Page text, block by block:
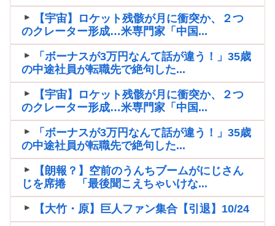
【宇宙】ロケット残骸が月に衝突か、２つ
のクレーター形成…米専門家「中国...
「ボーナスが3万円なんて話が違う！」35歳
の中途社員が転職先で絶句した...
【宇宙】ロケット残骸が月に衝突か、２つ
のクレーター形成…米専門家「中国...
「ボーナスが3万円なんて話が違う！」35歳
の中途社員が転職先で絶句した...
【朗報？】空前のうんちブームがにじさん
じを席捲 「最後聞こえちゃいけな...
【大竹・原】巨人ファン集合【引退】10/24